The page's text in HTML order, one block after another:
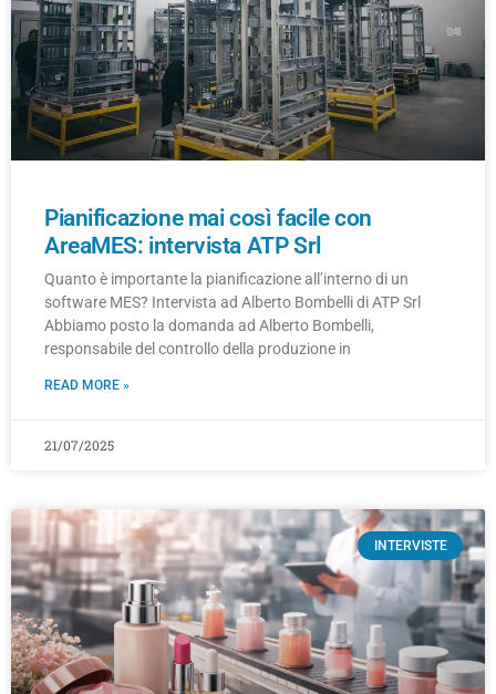
Pianificazione mai così facile con
AreaMES: intervista ATP Srl
Quanto è importante la pianificazione all’interno di un
software MES? Intervista ad Alberto Bombelli di ATP Srl
Abbiamo posto la domanda ad Alberto Bombelli,
responsabile del controllo della produzione in
READ MORE »
21/07/2025
INTERVISTE